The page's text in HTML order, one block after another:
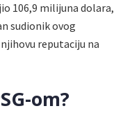
106,9 milijuna dolara,
sudionik ovog
reputaciju na
om?